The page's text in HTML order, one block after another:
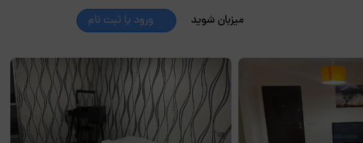
میزبان شوید ورود یا ثبت نام